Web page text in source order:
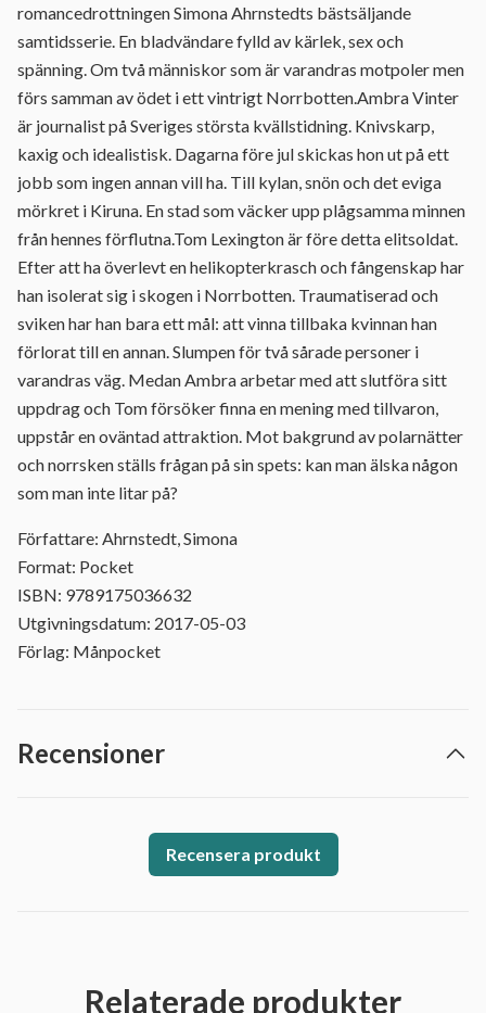
romancedrottningen Simona Ahrnstedts bästsäljande
samtidsserie. En bladvändare fylld av kärlek, sex och
spänning. Om två människor som är varandras motpoler men
förs samman av ödet i ett vintrigt Norrbotten.Ambra Vinter
är journalist på Sveriges största kvällstidning. Knivskarp,
kaxig och idealistisk. Dagarna före jul skickas hon ut på ett
jobb som ingen annan vill ha. Till kylan, snön och det eviga
mörkret i Kiruna. En stad som väcker upp plågsamma minnen
från hennes förflutna.Tom Lexington är före detta elitsoldat.
Efter att ha överlevt en helikopterkrasch och fångenskap har
han isolerat sig i skogen i Norrbotten. Traumatiserad och
sviken har han bara ett mål: att vinna tillbaka kvinnan han
förlorat till en annan. Slumpen för två sårade personer i
varandras väg. Medan Ambra arbetar med att slutföra sitt
uppdrag och Tom försöker finna en mening med tillvaron,
uppstår en oväntad attraktion. Mot bakgrund av polarnätter
och norrsken ställs frågan på sin spets: kan man älska någon
som man inte litar på?
Författare: Ahrnstedt, Simona
Format: Pocket
ISBN: 9789175036632
Utgivningsdatum: 2017-05-03
Förlag: Månpocket
Recensioner
Recensera produkt
Relaterade produkter